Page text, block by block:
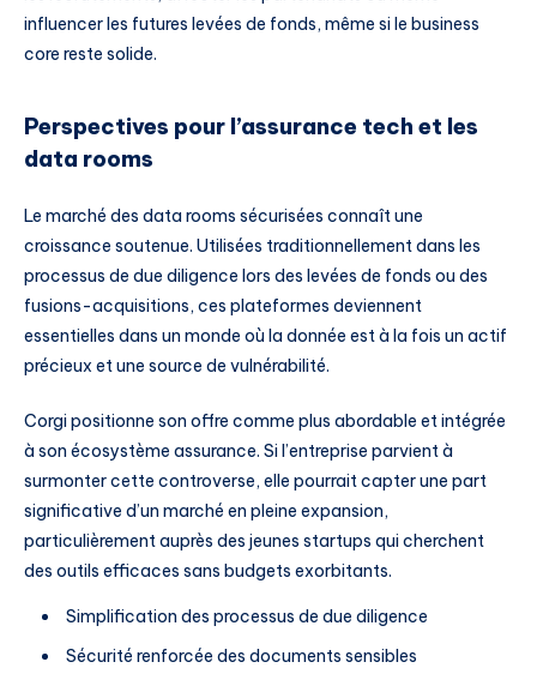
influencer les futures levées de fonds, même si le business
core reste solide.
Perspectives pour l’assurance tech et les
data rooms
Le marché des data rooms sécurisées connaît une
croissance soutenue. Utilisées traditionnellement dans les
processus de due diligence lors des levées de fonds ou des
fusions-acquisitions, ces plateformes deviennent
essentielles dans un monde où la donnée est à la fois un actif
précieux et une source de vulnérabilité.
Corgi positionne son offre comme plus abordable et intégrée
à son écosystème assurance. Si l’entreprise parvient à
surmonter cette controverse, elle pourrait capter une part
significative d’un marché en pleine expansion,
particulièrement auprès des jeunes startups qui cherchent
des outils efficaces sans budgets exorbitants.
Simplification des processus de due diligence
Sécurité renforcée des documents sensibles